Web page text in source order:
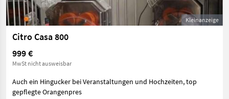
Kleinanzeige
Citro Casa 800
999 €
MwSt nicht ausweisbar
Auch ein Hingucker bei Veranstaltungen und Hochzeiten, top
gepflegte Orangenpres